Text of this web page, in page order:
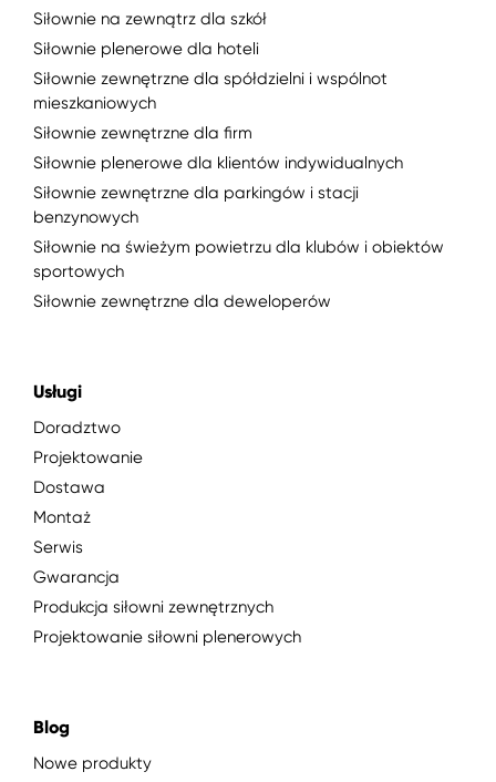
Siłownie na zewnątrz dla szkół
Siłownie plenerowe dla hoteli
Siłownie zewnętrzne dla spółdzielni i wspólnot
mieszkaniowych
Siłownie zewnętrzne dla firm
Siłownie plenerowe dla klientów indywidualnych
Siłownie zewnętrzne dla parkingów i stacji
benzynowych
Siłownie na świeżym powietrzu dla klubów i obiektów
sportowych
Siłownie zewnętrzne dla deweloperów
Usługi
Doradztwo
Projektowanie
Dostawa
Montaż
Serwis
Gwarancja
Produkcja siłowni zewnętrznych
Projektowanie siłowni plenerowych
Blog
Nowe produkty